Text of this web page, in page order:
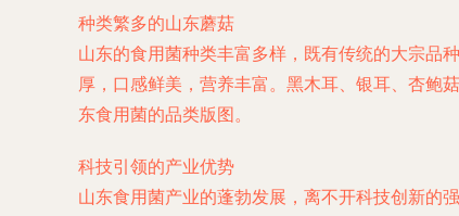
种类繁多的山东蘑菇
山东的食用菌种类丰富多样，既有传统的大宗品
厚，口感鲜美，营养丰富。黑木耳、银耳、杏鲍
东食用菌的品类版图。
科技引领的产业优势
山东食用菌产业的蓬勃发展，离不开科技创新的